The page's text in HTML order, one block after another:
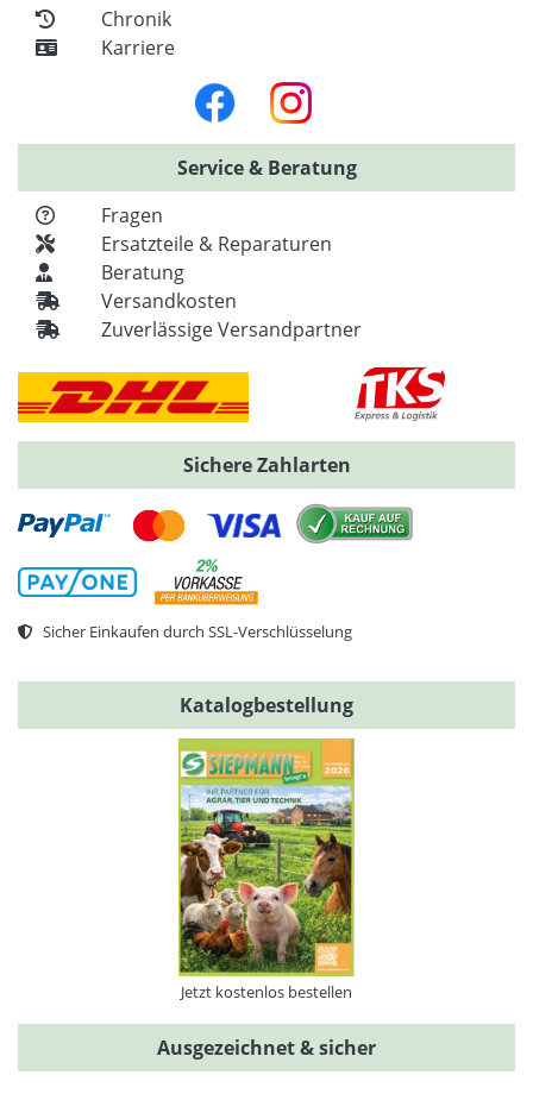
Chronik
Karriere
Service & Beratung
Fragen
Ersatzteile & Reparaturen
Beratung
Versandkosten
Zuverlässige Versandpartner
Sichere Zahlarten
Sicher Einkaufen durch SSL-Verschlüsselung
Katalogbestellung
Jetzt kostenlos bestellen
Ausgezeichnet & sicher